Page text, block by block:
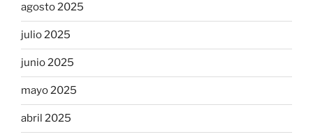
agosto 2025
julio 2025
junio 2025
mayo 2025
abril 2025